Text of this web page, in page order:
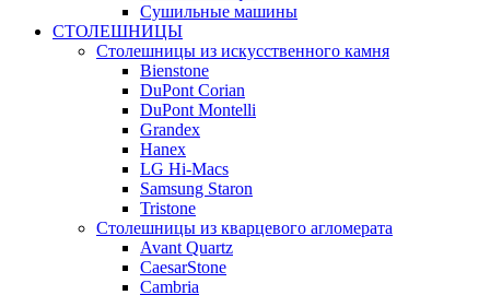
Сушильные машины
СТОЛЕШНИЦЫ
Столешницы из искусственного камня
Bienstone
DuPont Corian
DuPont Montelli
Grandex
Hanex
LG Hi-Macs
Samsung Staron
Tristone
Столешницы из кварцевого агломерата
Avant Quartz
CaesarStone
Cambria